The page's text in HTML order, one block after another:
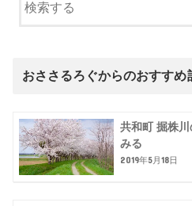
おささるろぐからのおすすめ
共和町 掘株
みる
2019年5月18日